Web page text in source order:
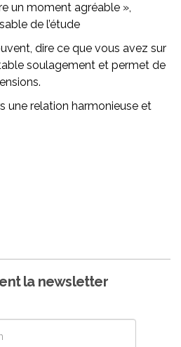
un moment agréable »,
de l’étude
dire ce que vous avez sur
soulagement et permet de
une relation harmonieuse et
la newsletter